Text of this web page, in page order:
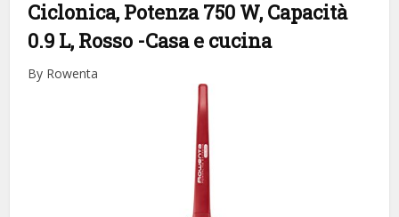
Ciclonica, Potenza 750 W, Capacità
0.9 L, Rosso -Casa e cucina
By Rowenta